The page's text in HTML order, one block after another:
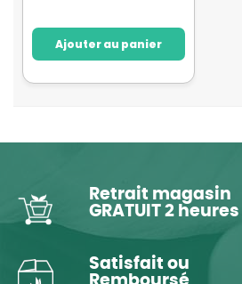
Ajouter au panier
Retrait magasin
GRATUIT 2 heures
Satisfait ou